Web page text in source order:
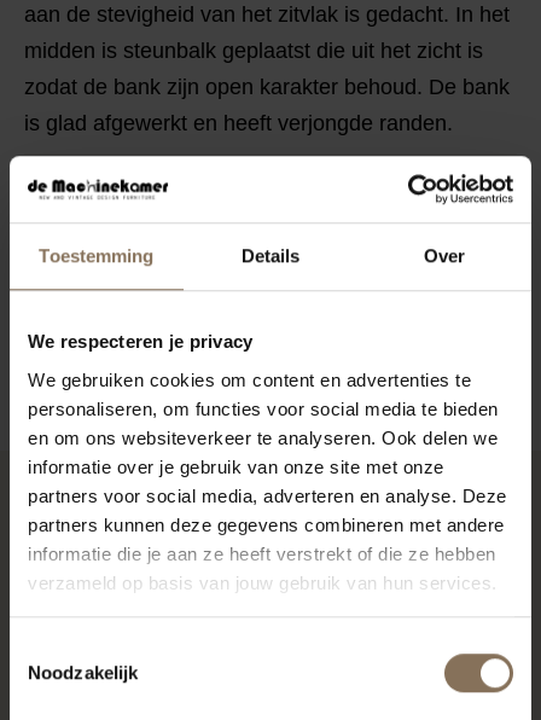
Toestemming Details Over
We respecteren je privacy
We gebruiken cookies om content en advertenties te
personaliseren, om functies voor social media te bieden
en om ons websiteverkeer te analyseren. Ook delen we
informatie over je gebruik van onze site met onze
partners voor social media, adverteren en analyse. Deze
partners kunnen deze gegevens combineren met andere
informatie die je aan ze heeft verstrekt of die ze hebben
verzameld op basis van jouw gebruik van hun services.
Noodzakelijk
aan de stevigheid van het zitvlak is gedacht. In het
midden is steunbalk geplaatst die uit het zicht is
zodat de bank zijn open karakter behoud. De bank
is glad afgewerkt en heeft verjongde randen.
KENMERKEN
VERPAKKING & MONTAGE
KLEURSTAAL BESTELLEN
RECENT BEKEKEN